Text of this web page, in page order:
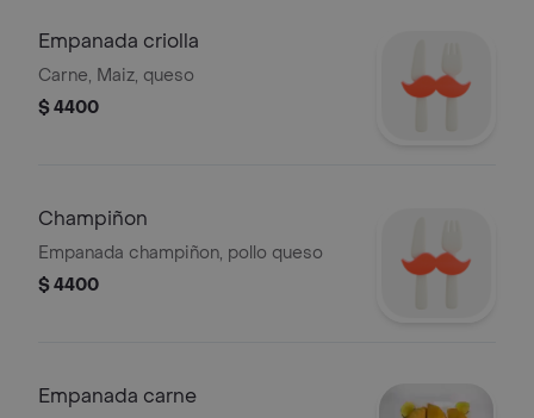
Empanada criolla
Carne, Maiz, queso
$ 4400
Champiñon
Empanada champiñon, pollo queso
$ 4400
Empanada carne